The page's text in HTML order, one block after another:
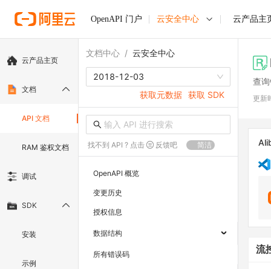
OpenAPI 门户 云安全中心 云产品主
云产品主页
文档
API 文档
RAM 鉴权文档
调试
SDK
安装
示例
文档中心 / 云安全中心
2018-12-03
获取元数据 获取 SDK
找不到 API ? 点击 反馈吧 简洁
OpenAPI 概览
变更历史
授权信息
数据结构
所有错误码
查
更新
流